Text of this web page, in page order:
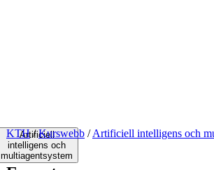
Artificiell
intelligens och
multiagentsystem
KTH / Kurswebb / Artificiell intelligens och